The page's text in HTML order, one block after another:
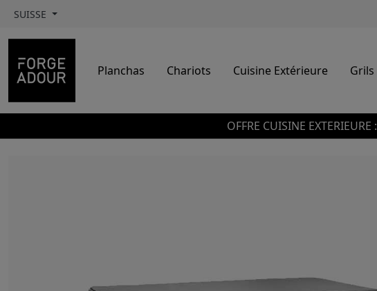
SUISSE
Planchas Chariots Cuisine Extérieure Grils
OFFRE CUISINE EXTERIEURE :